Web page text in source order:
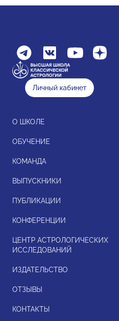
Личный кабинет
О ШКОЛЕ
ОБУЧЕНИЕ
КОМАНДА
ВЫПУСКНИКИ
ПУБЛИКАЦИИ
КОНФЕРЕНЦИИ
ЦЕНТР АСТРОЛОГИЧЕСКИХ
ИССЛЕДОВАНИЙ
ИЗДАТЕЛЬСТВО
ОТЗЫВЫ
КОНТАКТЫ